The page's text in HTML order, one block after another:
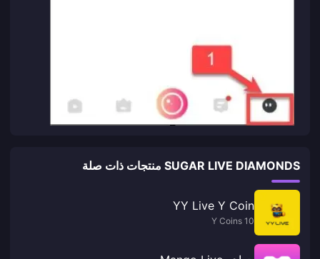
SUGAR LIVE DIAMONDS منتجات ذات صلة
YY Live Y Coin
10 Y Coins